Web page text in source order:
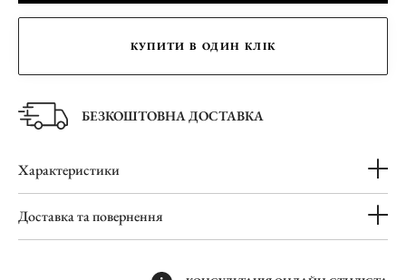
КУПИТИ В ОДИН КЛІК
БЕЗКОШТОВНА ДОСТАВКА
Характеристики
Доставка та повернення